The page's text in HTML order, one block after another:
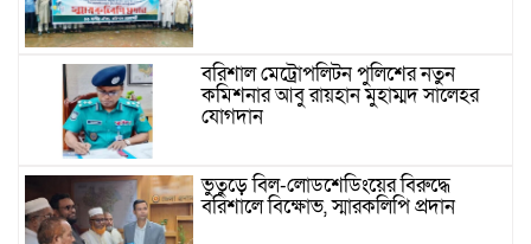
বরিশাল মেট্রোপলিটন পুলিশের নতুন
কমিশনার আবু রায়হান মুহাম্মদ সালেহর
যোগদান
ভুতুড়ে বিল-লোডশেডিংয়ের বিরুদ্ধে
বরিশালে বিক্ষোভ, স্মারকলিপি প্রদান